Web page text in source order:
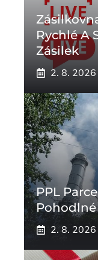
Rychlé A
Zásilek
2. 8. 2026
PPL
2. 8. 2026